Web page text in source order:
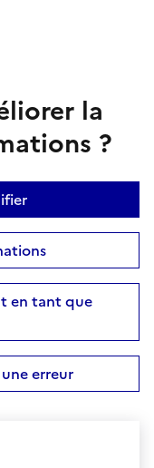
la
?
en tant que
erreur